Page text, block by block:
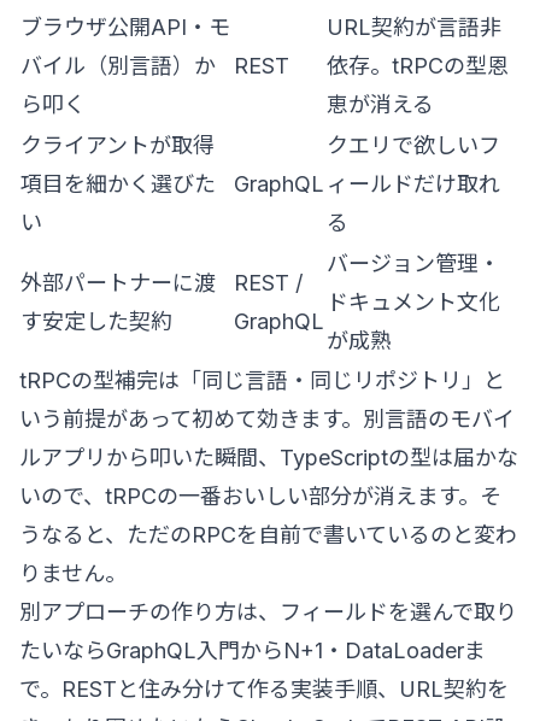
ブラウザ公開API・モ
バイル（別言語）か
ら叩く
REST
URL契約が言語非
依存。tRPCの型恩
恵が消える
クライアントが取得
項目を細かく選びた
い
GraphQL
クエリで欲しいフ
ィールドだけ取れ
る
外部パートナーに渡
す安定した契約
REST /
GraphQL
バージョン管理・
ドキュメント文化
が成熟
tRPCの型補完は「同じ言語・同じリポジトリ」と
いう前提があって初めて効きます。別言語のモバイ
ルアプリから叩いた瞬間、TypeScriptの型は届かな
いので、tRPCの一番おいしい部分が消えます。そ
うなると、ただのRPCを自前で書いているのと変わ
りません。
別アプローチの作り方は、フィールドを選んで取り
たいならGraphQL入門からN+1・DataLoaderま
で。RESTと住み分けて作る実装手順、URL契約を